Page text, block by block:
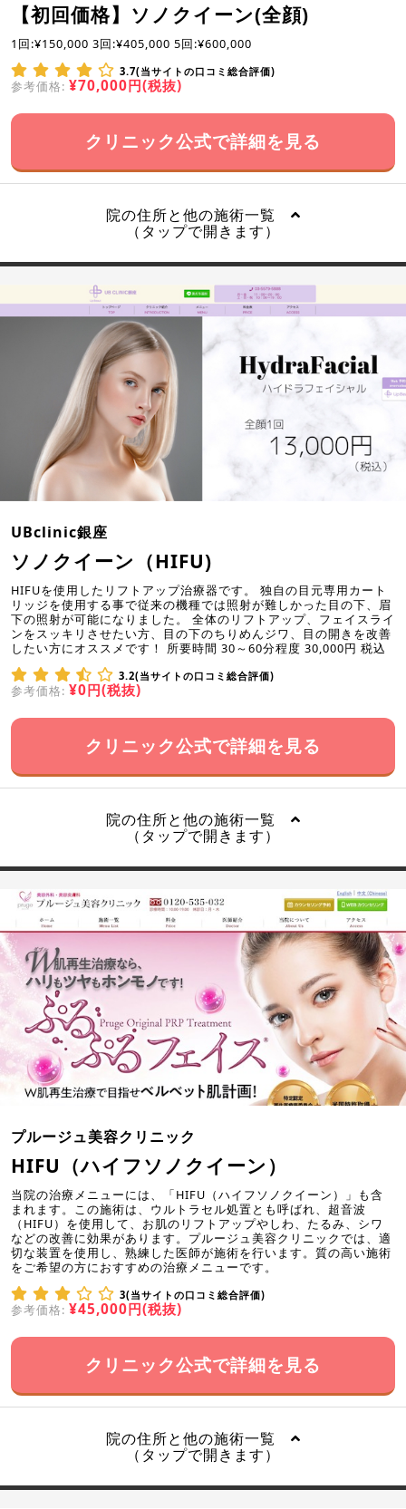
【初回価格】ソノクイーン(全顔)
1回:¥150,000 3回:¥405,000 5回:¥600,000
3.7(当サイトの口コミ総合評価)
参考価格: ¥70,000円(税抜)
クリニック公式で詳細を見る
院の住所と他の施術一覧
（タップで開きます）
UBclinic銀座
ソノクイーン（HIFU)
HIFUを使用したリフトアップ治療器です。 独自の目元専用カート
リッジを使用する事で従来の機種では照射が難しかった目の下、眉
下の照射が可能になりました。 全体のリフトアップ、フェイスライ
ンをスッキリさせたい方、目の下のちりめんジワ、目の開きを改善
したい方にオススメです！ 所要時間 30～60分程度 30,000円 税込
3.2(当サイトの口コミ総合評価)
参考価格: ¥0円(税抜)
クリニック公式で詳細を見る
院の住所と他の施術一覧
（タップで開きます）
プルージュ美容クリニック
HIFU（ハイフソノクイーン）
当院の治療メニューには、「HIFU（ハイフソノクイーン）」も含
まれます。この施術は、ウルトラセル処置とも呼ばれ、超音波
（HIFU）を使用して、お肌のリフトアップやしわ、たるみ、シワ
などの改善に効果があります。プルージュ美容クリニックでは、適
切な装置を使用し、熟練した医師が施術を行います。質の高い施術
をご希望の方におすすめの治療メニューです。
3(当サイトの口コミ総合評価)
参考価格: ¥45,000円(税抜)
クリニック公式で詳細を見る
院の住所と他の施術一覧
（タップで開きます）